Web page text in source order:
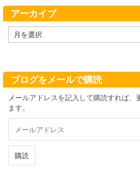
ー
アーカイブ
ー
ブ
ブログをメールで購読
メールアドレスを記入して購読すれば、
ます。
ル
ド
購読